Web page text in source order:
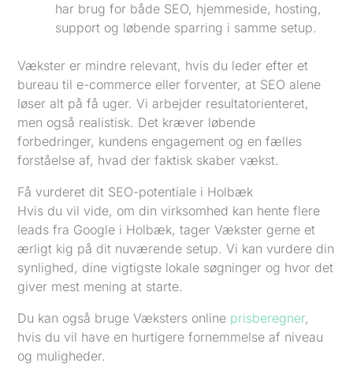
har brug for både SEO, hjemmeside, hosting,
support og løbende sparring i samme setup.
Vækster er mindre relevant, hvis du leder efter et
bureau til e-commerce eller forventer, at SEO alene
løser alt på få uger. Vi arbejder resultatorienteret,
men også realistisk. Det kræver løbende
forbedringer, kundens engagement og en fælles
forståelse af, hvad der faktisk skaber vækst.
Få vurderet dit SEO-potentiale i Holbæk
Hvis du vil vide, om din virksomhed kan hente flere
leads fra Google i Holbæk, tager Vækster gerne et
ærligt kig på dit nuværende setup. Vi kan vurdere din
synlighed, dine vigtigste lokale søgninger og hvor det
giver mest mening at starte.
Du kan også bruge Væksters online prisberegner,
hvis du vil have en hurtigere fornemmelse af niveau
og muligheder.